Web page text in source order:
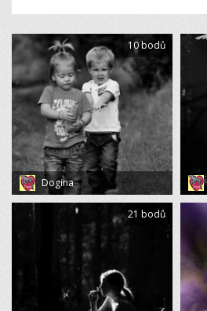
Dogina
10 bodů
21 bodů